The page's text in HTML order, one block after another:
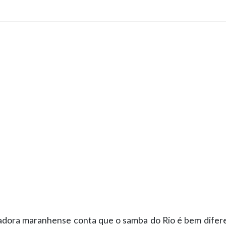
maranhense conta que o samba do Rio é bem